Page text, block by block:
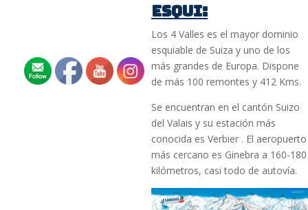
ESQUI:
Los 4 Valles es el mayor dominio
esquiable de Suiza y uno de los
más grandes de Europa. Dispone
de más 100 remontes y 412 Kms.
Se encuentran en el cantón Suizo
del Valais y su estación más
conocida es Verbier . El aeropuerto
más cercano es Ginebra a 160-180
kilómetros, casi todo de autovía.